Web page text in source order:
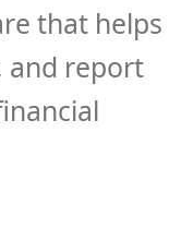
that helps
and report